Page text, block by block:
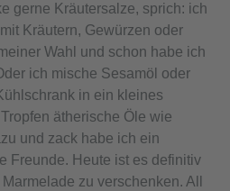
gerne Kräutersalze, sprich: ich
Kräutern, Gewürzen oder
Wahl und schon habe ich
ich mische Sesamöl oder
in ein kleines
ätherische Öle wie
und zack habe ich ein
Freunde. Heute ist es definitiv
zu verschenken. All